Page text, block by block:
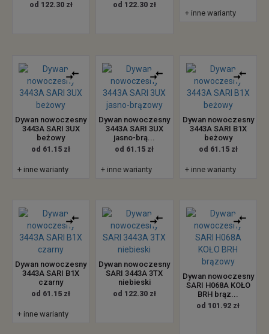
od 122.30 zł od 122.30 zł
+ inne warianty
Dywan nowoczesny
3443A SARI 3UX
beżowy
od 61.15 zł
+ inne warianty
Dywan nowoczesny
3443A SARI 3UX
jasno-brą...
od 61.15 zł
+ inne warianty
Dywan nowoczesny
3443A SARI B1X
beżowy
od 61.15 zł
+ inne warianty
Dywan nowoczesny
3443A SARI B1X
czarny
od 61.15 zł
+ inne warianty
Dywan nowoczesny
SARI 3443A 3TX
niebieski
od 122.30 zł
Dywan nowoczesny
SARI H068A KOŁO
BRH brąz...
od 101.92 zł